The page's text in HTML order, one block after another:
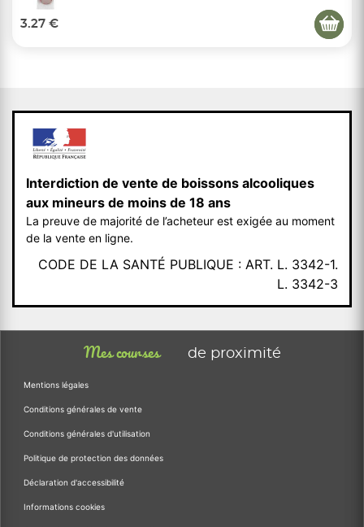
3.27 €
Interdiction de vente de boissons alcooliques
aux mineurs de moins de 18 ans
La preuve de majorité de l’acheteur est exigée au moment
de la vente en ligne.
CODE DE LA SANTÉ PUBLIQUE : ART. L. 3342-1.
L. 3342-3
Mes courses de proximité
Mentions légales
Conditions générales de vente
Conditions générales d'utilisation
Politique de protection des données
Déclaration d'accessibilité
Informations cookies